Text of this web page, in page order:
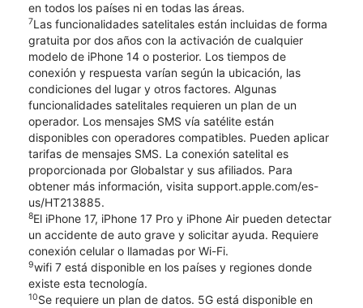
en todos los países ni en todas las áreas.
7Las funcionalidades satelitales están incluidas de forma
gratuita por dos años con la activación de cualquier
modelo de iPhone 14 o posterior. Los tiempos de
conexión y respuesta varían según la ubicación, las
condiciones del lugar y otros factores. Algunas
funcionalidades satelitales requieren un plan de un
operador. Los mensajes SMS vía satélite están
disponibles con operadores compatibles. Pueden aplicar
tarifas de mensajes SMS. La conexión satelital es
proporcionada por Globalstar y sus afiliados. Para
obtener más información, visita support.apple.com/es-
us/HT213885.
8El iPhone 17, iPhone 17 Pro y iPhone Air pueden detectar
un accidente de auto grave y solicitar ayuda. Requiere
conexión celular o llamadas por Wi-Fi.
9wifi 7 está disponible en los países y regiones donde
existe esta tecnología.
10Se requiere un plan de datos. 5G está disponible en